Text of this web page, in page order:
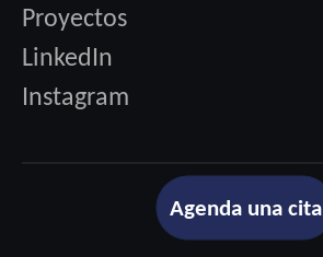
Proyectos
LinkedIn
Instagram
Agenda una cita